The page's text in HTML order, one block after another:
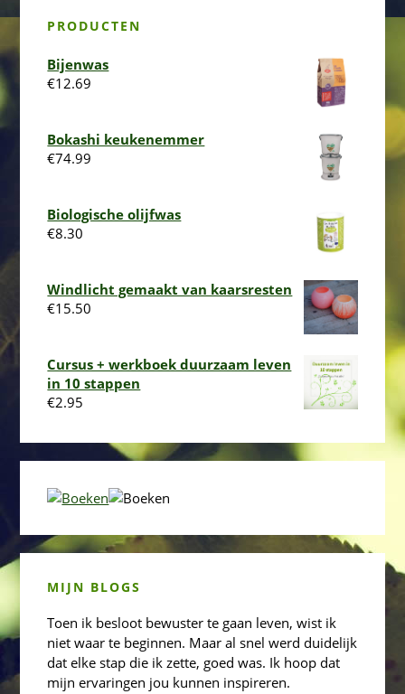
PRODUCTEN
Bijenwas
€12.69
Bokashi keukenemmer
€74.99
Biologische olijfwas
€8.30
Windlicht gemaakt van kaarsresten
€15.50
Cursus + werkboek duurzaam leven
in 10 stappen
€2.95
MIJN BLOGS
Toen ik besloot bewuster te gaan leven, wist ik
niet waar te beginnen. Maar al snel werd duidelijk
dat elke stap die ik zette, goed was. Ik hoop dat
mijn ervaringen jou kunnen inspireren.